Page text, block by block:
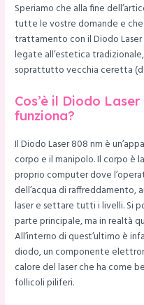
Speriamo che alla fine
tutte le vostre domande e
trattamento con il Diodo
legate all’estetica
soprattutto vecchia ceretta
Cos’è il Diodo
funziona?
Il Diodo Laser 808 nm è
corpo e il manipolo. Il corpo è
proprio computer dove
dell’acqua di raffreddamento,
laser e settare tutti i livelli. Si
parte principale, ma in realtà
All’interno di quest’ultimo è
diodo, un componente
calore del laser che ha come
follicoli piliferi.